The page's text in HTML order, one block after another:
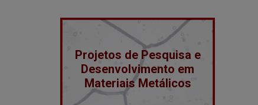
Projetos de Pesquisa e
Desenvolvimento em
Materiais Metálicos